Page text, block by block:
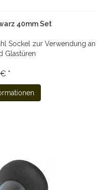
40mm Set
Sockel zur Verwendung an
Glastüren
*